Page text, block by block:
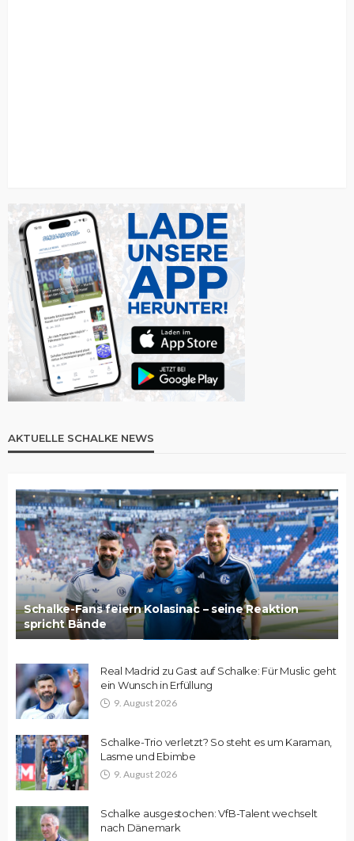
AKTUELLE SCHALKE NEWS
Schalke-Fans feiern Kolasinac – seine Reaktion
spricht Bände
Real Madrid zu Gast auf Schalke: Für Muslic geht
ein Wunsch in Erfüllung
9. August 2026
Schalke-Trio verletzt? So steht es um Karaman,
Lasme und Ebimbe
9. August 2026
Schalke ausgestochen: VfB-Talent wechselt
nach Dänemark